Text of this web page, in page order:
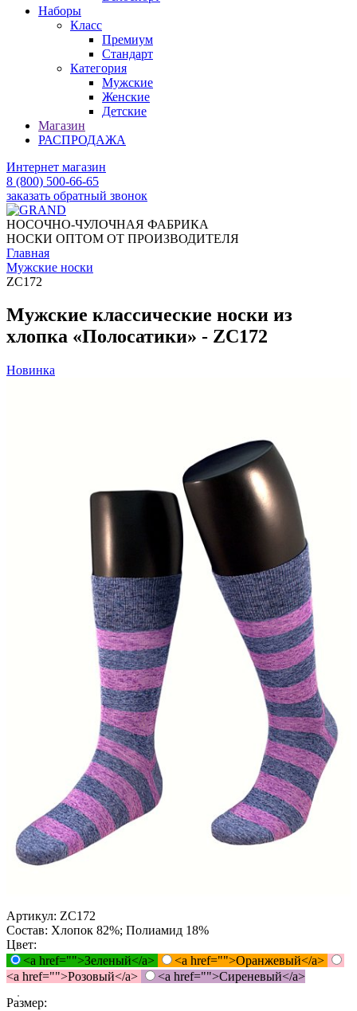
Наборы
Класс
Премиум
Стандарт
Категория
Мужские
Женские
Детские
Магазин
РАСПРОДАЖА
Интернет магазин
8 (800) 500-66-65
заказать обратный звонок
НОСОЧНО-ЧУЛОЧНАЯ ФАБРИКА
НОСКИ ОПТОМ ОТ ПРОИЗВОДИТЕЛЯ
Главная
Мужские носки
ZC172
Мужские классические носки из
хлопка «Полосатики» - ZC172
Новинка
Артикул: ZC172
Состав: Хлопок 82%; Полиамид 18%
Цвет:
<a href="">Зеленый</a>
<a href="">Оранжевый</a>
<a href="">Розовый</a>
<a href="">Сиреневый</a>
Размер: